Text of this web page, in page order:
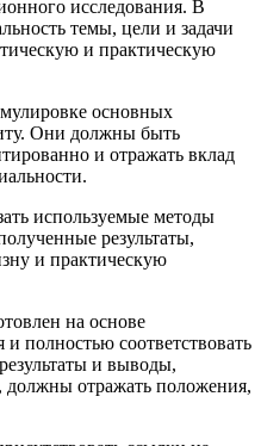
исследования. В
темы, цели и задачи
и практическую
основных
Они должны быть
и отражать вклад
используемые методы
результаты,
и практическую
на основе
полностью соответствовать
и выводы,
должны отражать положения,